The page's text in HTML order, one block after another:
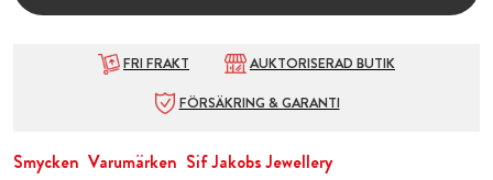
FRI FRAKT
AUKTORISERAD BUTIK
FÖRSÄKRING & GARANTI
Smycken Varumärken Sif Jakobs Jewellery